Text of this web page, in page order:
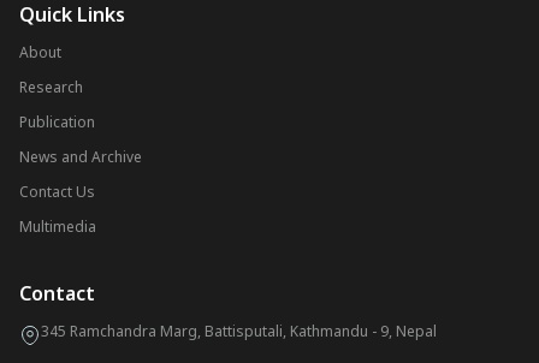
Quick Links
About
Research
Publication
News and Archive
Contact Us
Multimedia
Contact
345 Ramchandra Marg, Battisputali, Kathmandu - 9, Nepal